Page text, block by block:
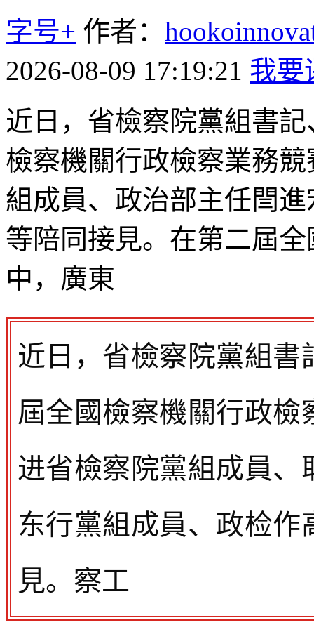
字号+ 作者：
2026-08-09 17:19:21 我要
近日，省檢察院黨組書
檢察機關行政檢察業務
組成員、政治部主任閆
等陪同接見。在第二屆
中，廣東
近日，省檢察院黨組
屆全國檢察機關行政
进省檢察院黨組成員、
东行黨組成員、政检
見。察工